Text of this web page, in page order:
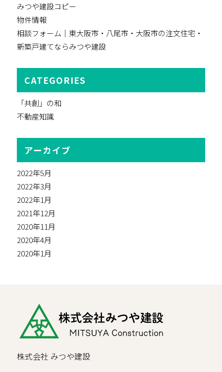
みつや建設コピー
物件情報
相談フォーム｜東大阪市・八尾市・大阪市の注文住宅・
新築戸建てならみつや建設
CATEGORIES
「共創」の和
不動産知識
アーカイブ
2022年5月
2022年3月
2022年1月
2021年12月
2020年11月
2020年4月
2020年1月
株式会社 みつや建設